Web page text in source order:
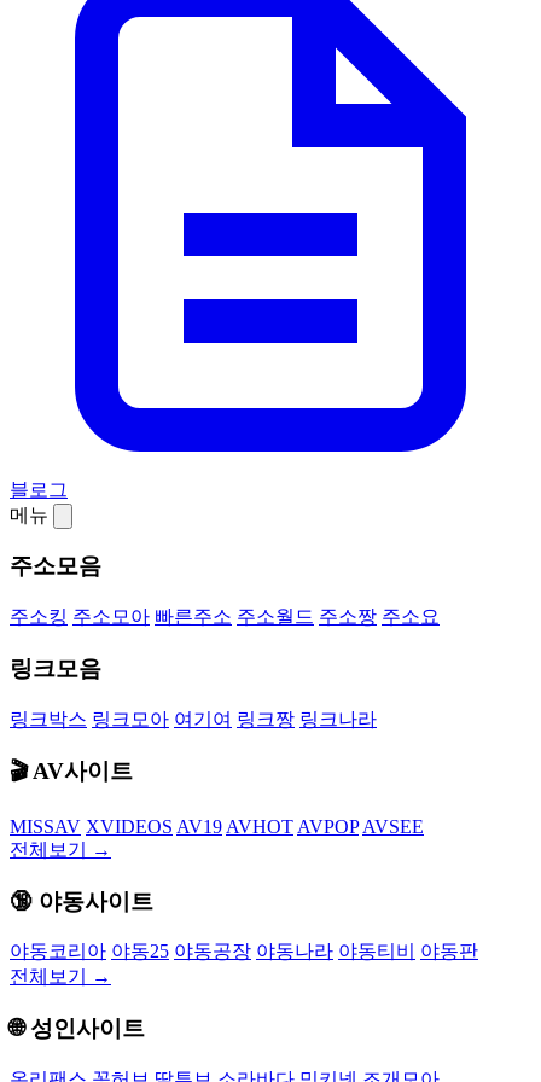
블로그
메뉴
주소모음
주소킹 주소모아 빠른주소 주소월드 주소짱 주소요
링크모음
링크박스 링크모아 여기여 링크짱 링크나라
🎬 AV사이트
MISSAV XVIDEOS AV19 AVHOT AVPOP AVSEE
전체보기 →
🔞 야동사이트
야동코리아 야동25 야동공장 야동나라 야동티비
야동판
전체보기 →
🌐 성인사이트